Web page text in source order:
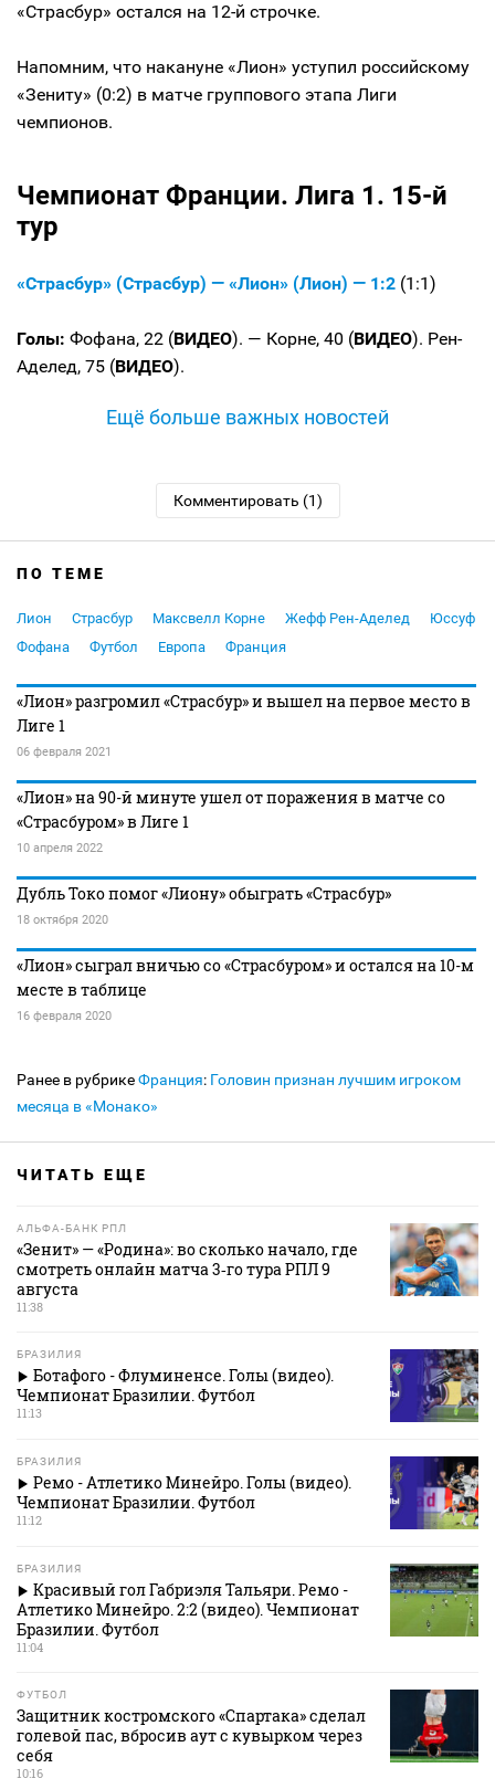
«Страсбур» остался на 12-й строчке.
Напомним, что накануне «Лион» уступил российскому
«Зениту» (0:2) в матче группового этапа Лиги
чемпионов.
Чемпионат Франции. Лига 1. 15-й
тур
«Страсбур» (Страсбур) — «Лион» (Лион) — 1:2 (1:1)
Голы: Фофана, 22 (ВИДЕО). — Корне, 40 (ВИДЕО). Рен-
Аделед, 75 (ВИДЕО).
Ещё больше важных новостей
Комментировать (1)
ПО ТЕМЕ
Лион Страсбур Максвелл Корне Жефф Рен-Аделед
Юссуф
Фофана
Футбол Европа Франция
«Лион» разгромил «Страсбур» и вышел на первое место в
Лиге 1
06 февраля 2021
«Лион» на 90-й минуте ушел от поражения в матче со
«Страсбуром» в Лиге 1
10 апреля 2022
Дубль Токо помог «Лиону» обыграть «Страсбур»
18 октября 2020
«Лион» сыграл вничью со «Страсбуром» и остался на 10-м
месте в таблице
16 февраля 2020
Ранее в рубрикеФранция: Головин признан лучшим игроком
месяца в «Монако»
ЧИТАТЬ ЕЩЕ
АЛЬФА-БАНК РПЛ
«Зенит» — «Родина»: во сколько начало, где
смотреть онлайн матча 3‑го тура РПЛ 9
августа
11:38
БРАЗИЛИЯ
Ботафого - Флуминенсе. Голы (видео).
Чемпионат Бразилии. Футбол
11:13
БРАЗИЛИЯ
Ремо - Атлетико Минейро. Голы (видео).
Чемпионат Бразилии. Футбол
11:12
БРАЗИЛИЯ
Красивый гол Габриэля Тальяри. Ремо -
Атлетико Минейро. 2:2 (видео). Чемпионат
Бразилии. Футбол
11:04
ФУТБОЛ
Защитник костромского «Спартака» сделал
голевой пас, вбросив аут с кувырком через
себя
10:16